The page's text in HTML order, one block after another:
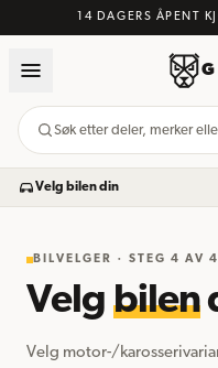
14 DAGERS ÅPENT
Søk etter deler, merker
Velg bilen din
BILVELGER · STEG 4 AV 4
Velg bilen
Velg motor-/